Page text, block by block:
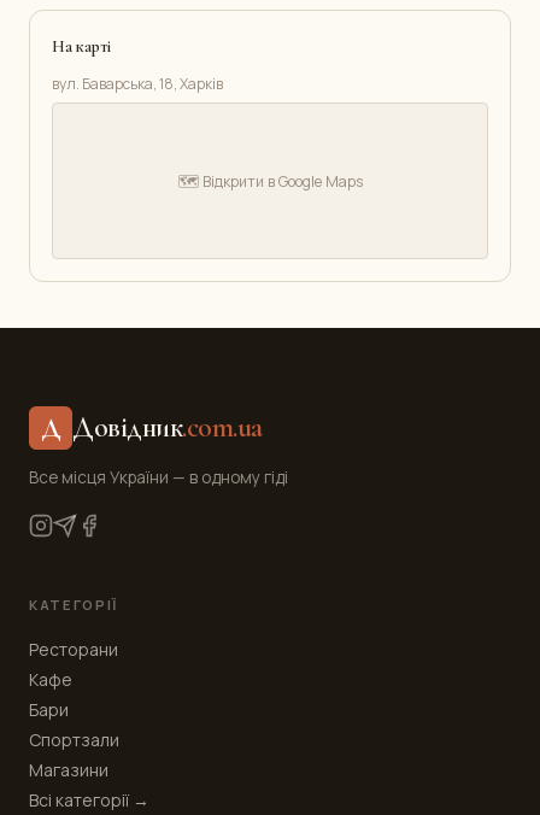
На карті
вул. Баварська, 18, Харків
🗺️ Відкрити в Google Maps
Д Довідник.com.ua
Все місця України — в одному гіді
КАТЕГОРІЇ
Ресторани
Кафе
Бари
Спортзали
Магазини
Всі категорії →